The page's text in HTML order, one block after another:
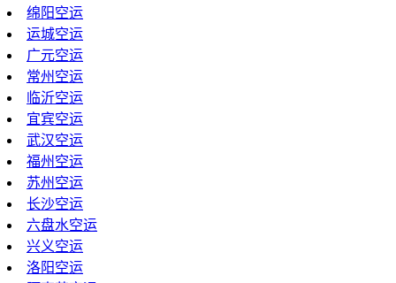
绵阳空运
运城空运
广元空运
常州空运
临沂空运
宜宾空运
武汉空运
福州空运
苏州空运
长沙空运
六盘水空运
兴义空运
洛阳空运